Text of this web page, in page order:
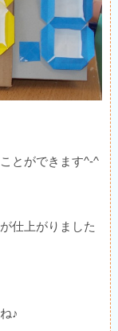
とができます^-^
仕上がりました
♪